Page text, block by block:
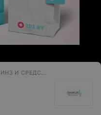
ИНТЕРНЕТ-МАГАЗИН КОНТАКТНЫХ ЛИНЗ И СРЕДСТВ ПО УХОДУ